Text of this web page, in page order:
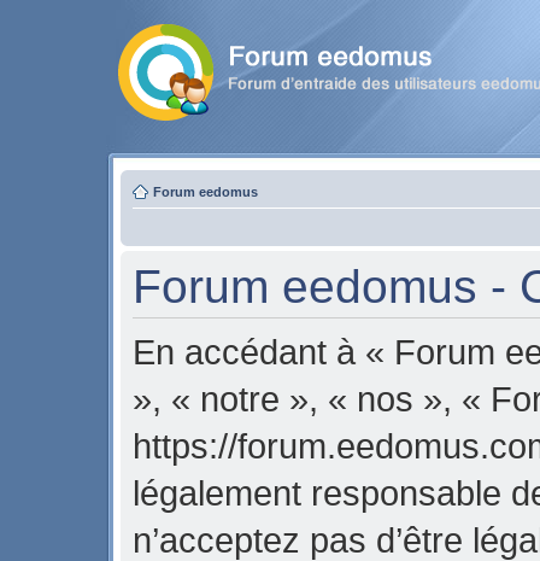
Forum eedomus
Forum eedomus -
En accédant à « Forum
», « notre », « nos », «
https://
légalement responsable
n’acceptez pas d’être